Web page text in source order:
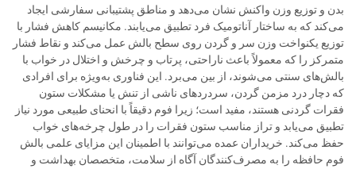
بدن و توزیع وزن واکنش نشان می‌دهد و مناطق پشتیبانی سفارشی ایجاد
می‌کند که به ساختار آناتومیک فرد تطبیق می‌یابند. مکانیسم کاهش فشار با
توزیع یکنواخت وزن سر و گردن روی سطح بالش عمل می‌کند و نقاط فشار
متمرکز را که معمولاً باعث ناراحتی، پرتاب و چرخش و اختلال در خواب با
بالش‌های سنتی می‌شوند، از بین می‌برد. این فناوری به‌ویژه برای افرادی
که دچار درد مزمن گردن، سردردهای ناشی از تنش یا مشکلات ستون
فقرات گردنی هستند، مفید است؛ زیرا فوم دقیقاً با انحنای طبیعی مورد نیاز
تطبیق می‌یابد و تراز مناسب ستون فقرات را در طول چرخه‌های خواب
حفظ می‌کند. خریداران عمده می‌توانند با اطمینان این مزایای علمی بالش
فوم حافظه را به مصرف‌کنندگان آگاه از سلامت، متخصصان بهداشت و